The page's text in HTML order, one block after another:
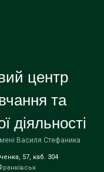
центр
та
діяльності
Василя Стефаника
57, каб. 304